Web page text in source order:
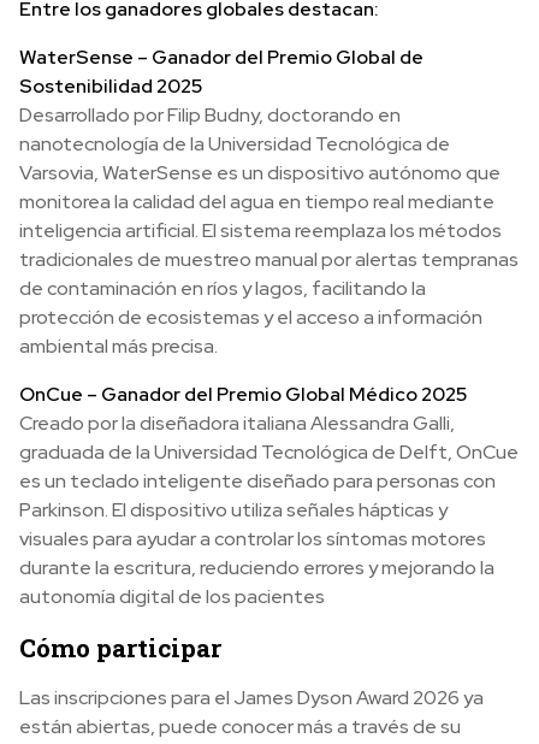
Entre los ganadores globales destacan:
WaterSense – Ganador del Premio Global de
Sostenibilidad 2025
Desarrollado por Filip Budny, doctorando en
nanotecnología de la Universidad Tecnológica de
Varsovia, WaterSense es un dispositivo autónomo que
monitorea la calidad del agua en tiempo real mediante
inteligencia artificial. El sistema reemplaza los métodos
tradicionales de muestreo manual por alertas tempranas
de contaminación en ríos y lagos, facilitando la
protección de ecosistemas y el acceso a información
ambiental más precisa.
OnCue – Ganador del Premio Global Médico 2025
Creado por la diseñadora italiana Alessandra Galli,
graduada de la Universidad Tecnológica de Delft, OnCue
es un teclado inteligente diseñado para personas con
Parkinson. El dispositivo utiliza señales hápticas y
visuales para ayudar a controlar los síntomas motores
durante la escritura, reduciendo errores y mejorando la
autonomía digital de los pacientes
Cómo participar
Las inscripciones para el James Dyson Award 2026 ya
están abiertas, puede conocer más a través de su